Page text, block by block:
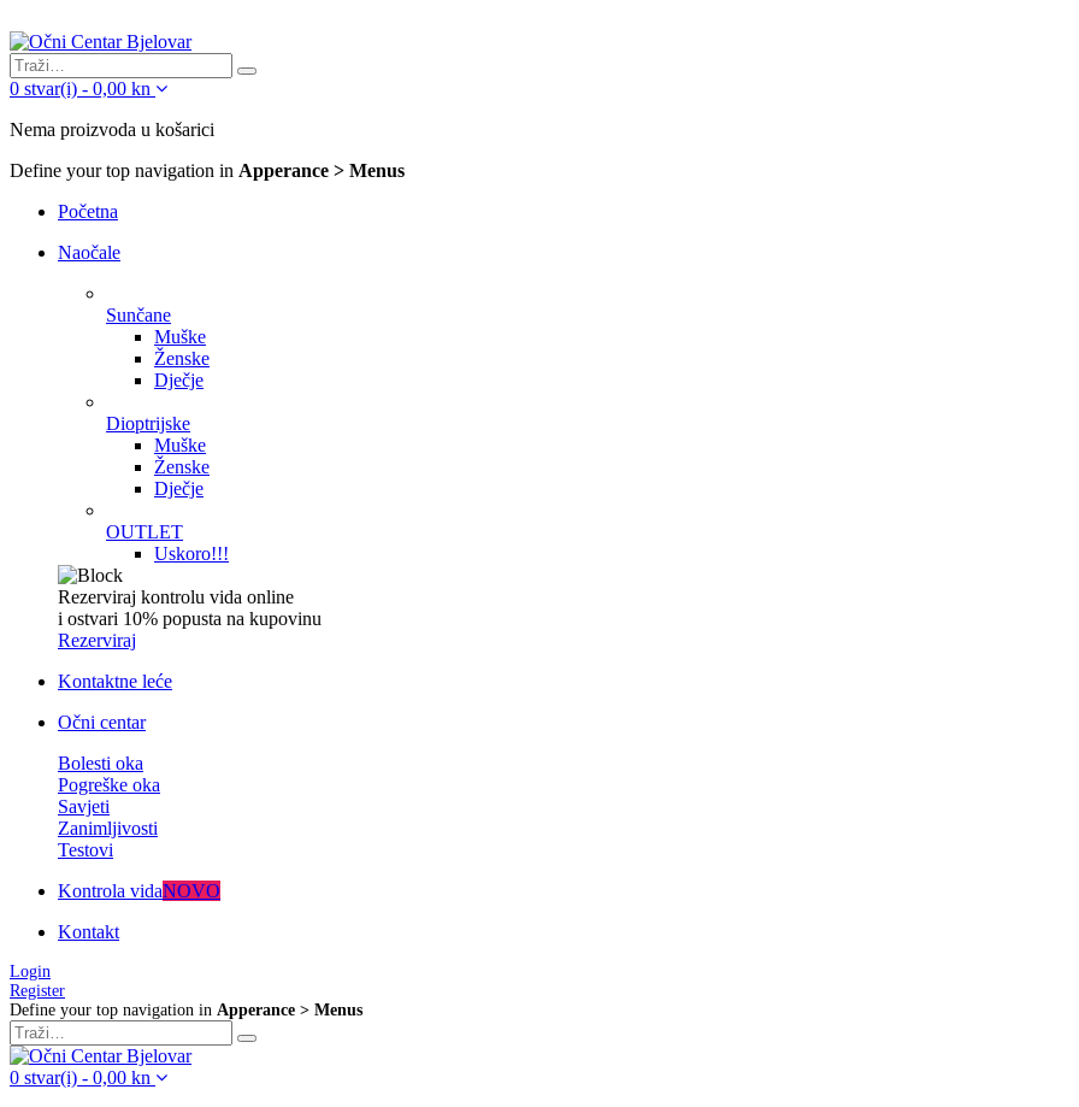
0 stvar(i) - 0,00 kn
Nema proizvoda u košarici
Define your top navigation in Apperance > Menus
Početna
Naočale
Sunčane
Muške
Ženske
Dječje
Dioptrijske
Muške
Ženske
Dječje
OUTLET
Uskoro!!!
Rezerviraj kontrolu vida online
i ostvari 10% popusta na kupovinu
Rezerviraj
Kontaktne leće
Očni centar
Bolesti oka
Pogreške oka
Savjeti
Zanimljivosti
Testovi
Kontrola vidaNOVO
Kontakt
Login
Register
Define your top navigation in Apperance > Menus
0 stvar(i) - 0,00 kn